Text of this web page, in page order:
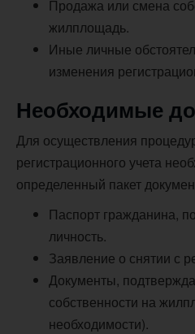
Продажа или смена
жилплощадь.
Иные личные
изменения
Необходимые
Для осуществления
регистрационного учета
определенный пакет
Паспорт гражданина,
личность.
Заявление о снятии с
Документы,
собственности на
необходимости).